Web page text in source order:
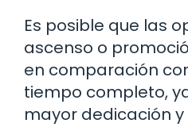
Es posible que las
ascenso o
en comparación
tiempo completo,
mayor dedicación